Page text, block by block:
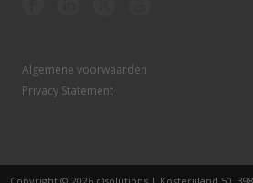
Algemene voorwaarden
Privacy Statement